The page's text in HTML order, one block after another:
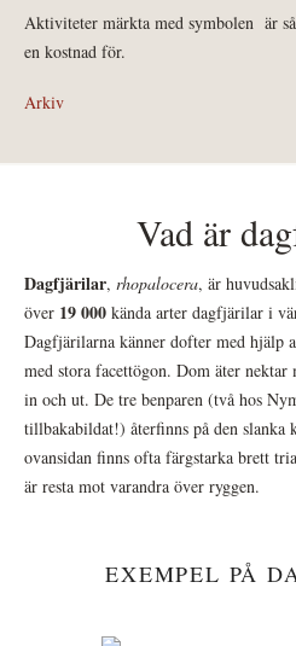
Aktiviteter märkta med symbolen är
en kostnad för.
Arkiv
Vad är
Dagfjärilar, rhopalocera, är
över 19 000 kända arter dagfjärilar i
Dagfjärilarna känner dofter med hjälp
med stora facettögon. Dom äter nektar
in och ut. De tre benparen (två hos
tillbakabildat!) återfinns på den slanka
ovansidan finns ofta färgstarka brett
är resta mot varandra över ryggen.
EXEMPEL PÅ